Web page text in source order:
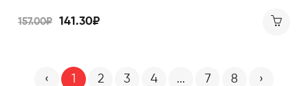
157.00₽ 141.30₽
‹ 1 2 3 4 ... 7 8 ›